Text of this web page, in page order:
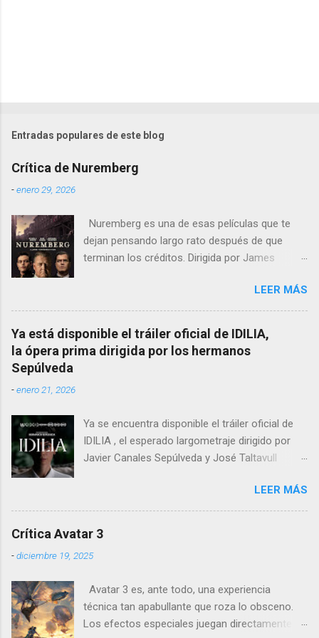
Entradas populares de este blog
Crítica de Nuremberg
-enero 29, 2026
Nuremberg es una de esas películas que te
dejan pensando largo rato después de que
terminan los créditos. Dirigida por James
psicológico se sumerge en los juicios de
Núremberg tras la Segunda Guerra Mundial ,
pero no se limita a recrear eventos judiciales.
En cambio, enfoca su lente en la batalla mental
entre un psiquiatra estadounidense y uno de
LEER MÁS
Ya está disponible el tráiler oficial de IDILIA,
la ópera prima dirigida por los hermanos
Sepúlveda
-enero 21, 2026
Ya se encuentra disponible el tráiler oficial de
IDILIA , el esperado largometraje dirigido por
Javier Canales Sepúlveda y José Taltavull
próximo 27 de febrero . Tras un destacado
recorrido por festivales nacionales e
en la historia del cine balear .
LEER MÁS
Crítica Avatar 3
-diciembre 19, 2025
Avatar 3 es, ante todo, una experiencia
técnica tan apabullante que roza lo obsceno.
Los efectos especiales juegan directamente en